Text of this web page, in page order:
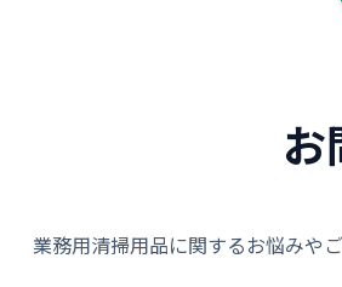
お
業務用清掃用品に関するお悩みや